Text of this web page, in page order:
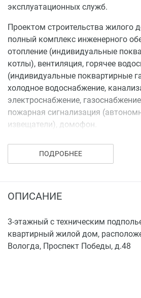
эксплуатационных служб.
Проектом строительства жилого
полный комплекс инженерного
отопление (индивидуальные
котлы), вентиляция, горячее
(индивидуальные поквартирные
холодное водоснабжение,
электроснабжение,
пожарная сигнализация
извещатели), домофон.
Количество квартир–20, из них:
- 1-но комнатных – 9 квартир –
- 2-х комнатных – 5 квартир –
- 3-х комнатных – 5 квартир –
площадью от 78,24м2 до 114,47м2;
ПОДРОБНЕЕ
ОПИСАНИЕ
3-этажный с техническим
квартирный жилой дом,
Вологда, Проспект Победы, д.48